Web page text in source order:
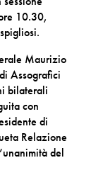
10.30,
Maurizio
Assografici
bilaterali
con
di
Relazione
del